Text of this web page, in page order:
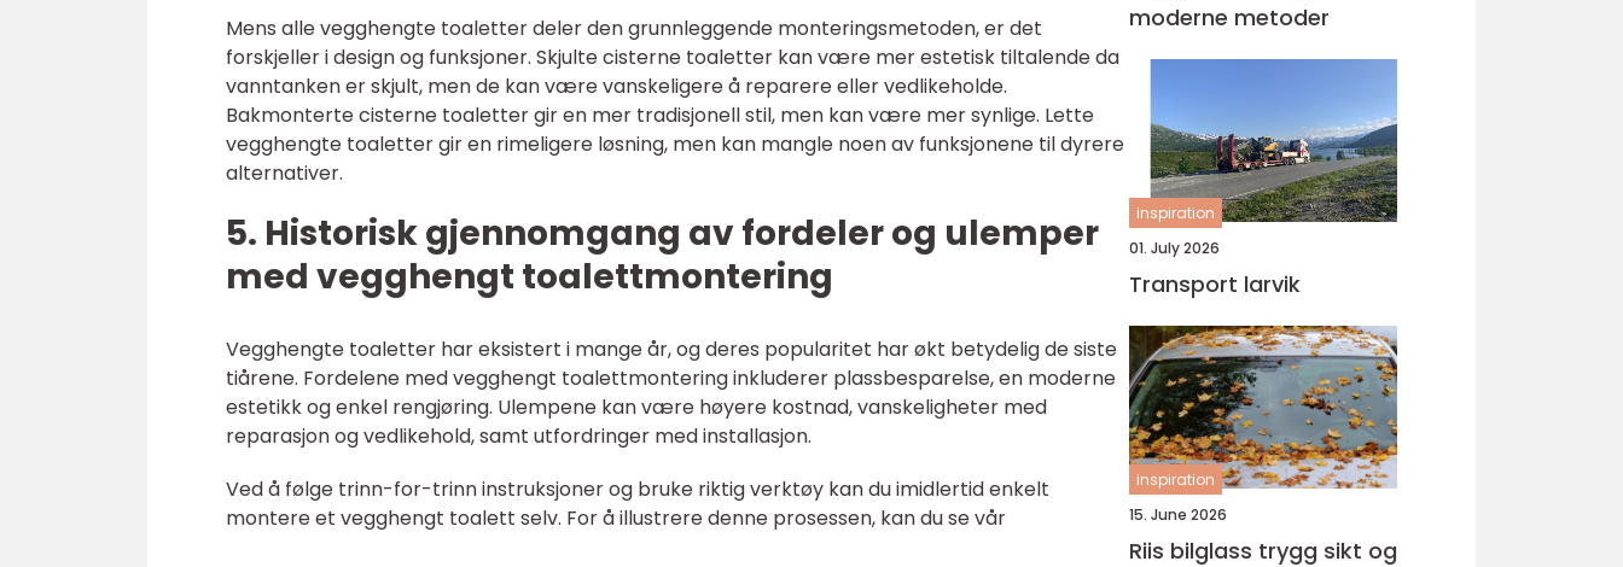
Mens alle vegghengte toaletter deler den grunnleggende monteringsmetoden, er det
forskjeller i design og funksjoner. Skjulte cisterne toaletter kan være mer estetisk tiltalende da
vanntanken er skjult, men de kan være vanskeligere å reparere eller vedlikeholde.
Bakmonterte cisterne toaletter gir en mer tradisjonell stil, men kan være mer synlige. Lette
vegghengte toaletter gir en rimeligere løsning, men kan mangle noen av funksjonene til dyrere
alternativer.
5. Historisk gjennomgang av fordeler og ulemper
med vegghengt toalettmontering
Vegghengte toaletter har eksistert i mange år, og deres popularitet har økt betydelig de siste
tiårene. Fordelene med vegghengt toalettmontering inkluderer plassbesparelse, en moderne
estetikk og enkel rengjøring. Ulempene kan være høyere kostnad, vanskeligheter med
reparasjon og vedlikehold, samt utfordringer med installasjon.
Ved å følge trinn-for-trinn instruksjoner og bruke riktig verktøy kan du imidlertid enkelt
montere et vegghengt toalett selv. For å illustrere denne prosessen, kan du se vår
moderne metoder
inspiration
01. July 2026
Transport larvik
inspiration
15. June 2026
Riis bilglass trygg sikt og